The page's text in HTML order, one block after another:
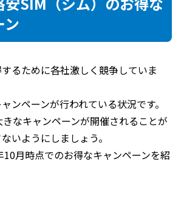
ン
るために各社激しく競争していま
ンペーンが行われている状況です。
なキャンペーンが開催されることが
いようにしましょう。
月時点でのお得なキャンペーンを紹